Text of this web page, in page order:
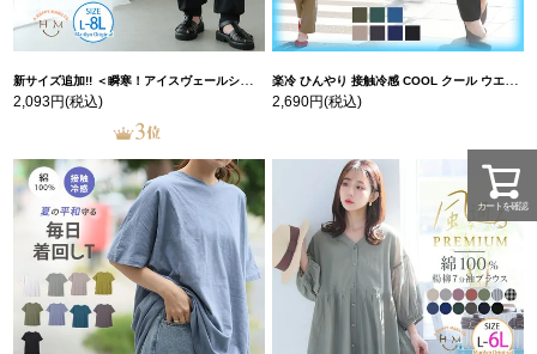
新サイズ追加!! ＜瞬寒！アイスヴェールシリーズ＞ 美脚 ジョガーパンツ 【ウェストゴム】 【ストレッチ】 | 大きいサイズの通販ならハッピーマリリン
2,093円(税込)
楽冷 ひんやり 接触冷感 COOL クール ウエストゴム 楽ちん ストレッチ 美脚 レギパン 【ストレッチ】 | 大きいサイズの通販ならハッピーマリリン
2,690円(税込)
カートを確認